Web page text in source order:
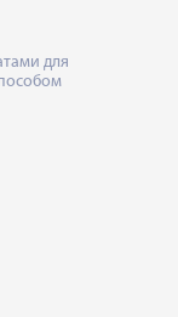
для